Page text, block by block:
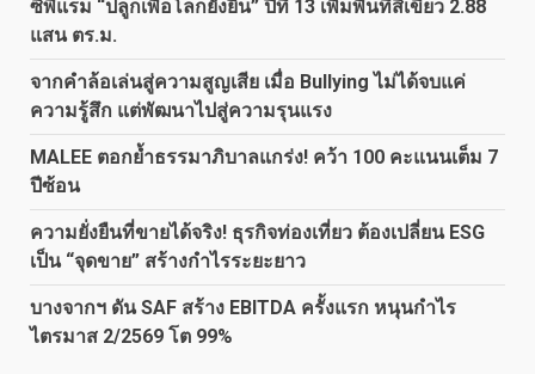
ซีพีแรม “ปลูกเพื่อโลกยั่งยืน” ปีที่ 13 เพิ่มพื้นที่สีเขียว 2.88
แสน ตร.ม.
จากคำล้อเล่นสู่ความสูญเสีย เมื่อ Bullying ไม่ได้จบแค่
ความรู้สึก แต่พัฒนาไปสู่ความรุนแรง
MALEE ตอกย้ำธรรมาภิบาลแกร่ง! คว้า 100 คะแนนเต็ม 7
ปีซ้อน
ความยั่งยืนที่ขายได้จริง! ธุรกิจท่องเที่ยว ต้องเปลี่ยน ESG
เป็น “จุดขาย” สร้างกำไรระยะยาว
บางจากฯ ดัน SAF สร้าง EBITDA ครั้งแรก หนุนกำไร
ไตรมาส 2/2569 โต 99%